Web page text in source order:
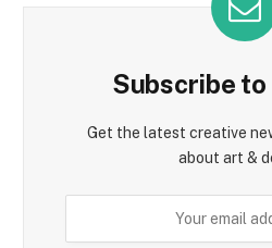
Subscribe
Get the latest creative
about art &